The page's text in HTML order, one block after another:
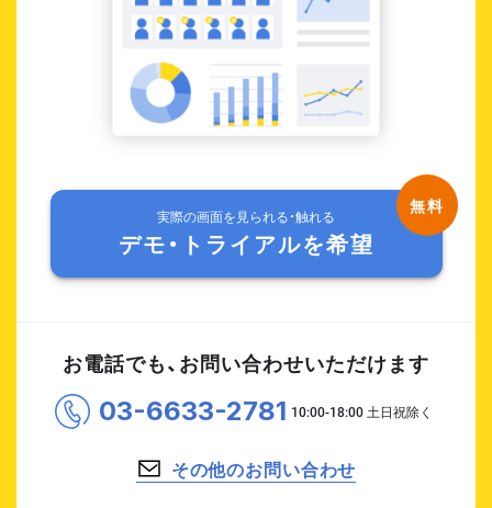
実際の画面を見られる・触れる
デモ・トライアルを希望
お電話でも、お問い合わせいただけます
03-6633-2781
その他のお問い合わせ